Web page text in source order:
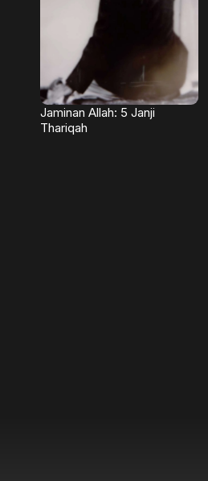
Jaminan Allah: 5 Janji
Thariqah